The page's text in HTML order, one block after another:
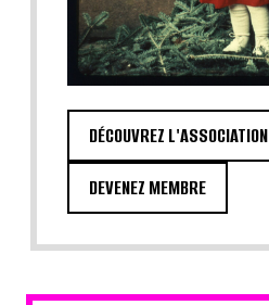
DÉCOUVREZ L'ASSOCIATION
DEVENEZ MEMBRE